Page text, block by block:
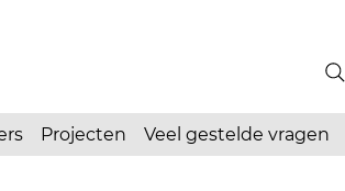
Projecten Veel gestelde vragen